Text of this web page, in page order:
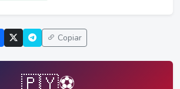
Copiar